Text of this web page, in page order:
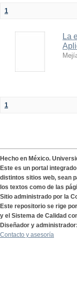
1
La
1
Hecho en México.
Este es un portal
distintos sitios web, sean
los textos como de las
Sitio administrado por la
Este repositorio se rige
y el Sistema de Calidad
Diseñador y
Contacto y asesoría